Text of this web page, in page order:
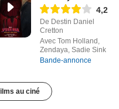
4,2
De Destin Daniel
Cretton
Avec Tom Holland,
Zendaya, Sadie Sink
Bande-annonce
au ciné